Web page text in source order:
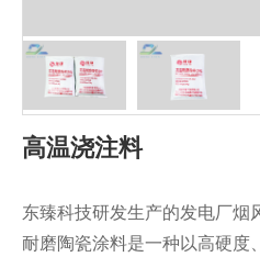
高温浇注料
东臻科技研发生产的发电厂烟
耐磨陶瓷涂料是一种以高硬度